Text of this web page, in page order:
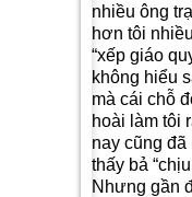
nhiều ông
hơn tôi
“xếp giáo
không hiểu
mà cái chỗ
hoài làm tôi
nay cũng
thấy bả
Nhưng gần